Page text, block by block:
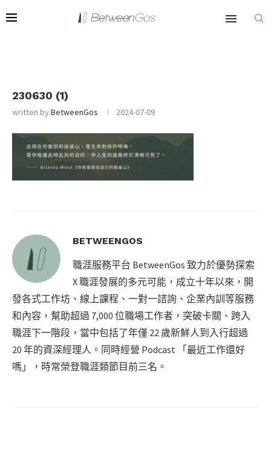
230630 (1)
written byBetweenGos 2024-07-09
BETWEENGOS
職涯服務平台 BetweenGos 致力於優勢探索
X 職涯發展的多元可能，成立十年以來，開
發各式工作坊、線上課程、一對一諮詢、企業內訓等服務
和內容，幫助超過 7,000 位職場工作者，突破卡關、跨入
職涯下一階段，當中包括了年僅 22 歲新鮮人到入行超過
20 年的資深經理人。同時經營 Podcast 「最近工作還好
嗎」，時常榮登職涯類節目前三名。